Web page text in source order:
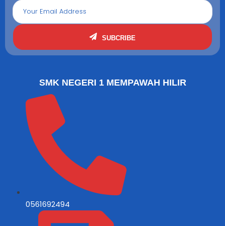
SUBCRIBE
SMK NEGERI 1 MEMPAWAH HILIR
0561692494